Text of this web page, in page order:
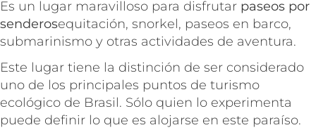
Es un lugar maravilloso para disfrutar paseos por
senderosequitación, snorkel, paseos en barco,
submarinismo y otras actividades de aventura.
Este lugar tiene la distinción de ser considerado
uno de los principales puntos de turismo
ecológico de Brasil. Sólo quien lo experimenta
puede definir lo que es alojarse en este paraíso.